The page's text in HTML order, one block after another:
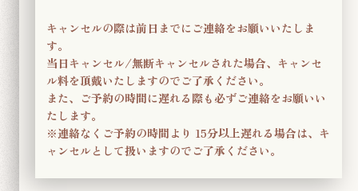
キャンセルの際は前日までにご連絡をお願いいたしま
す。
当日キャンセル/無断キャンセルされた場合、キャンセ
ル料を頂戴いたしますのでご了承ください。
また、ご予約の時間に遅れる際も必ずご連絡をお願いい
たします。
​※連絡なくご予約の時間より 15分以上遅れる場合は、キ
ャンセルとして扱いますのでご了承ください。